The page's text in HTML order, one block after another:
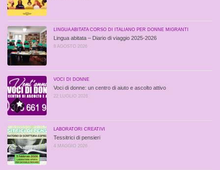
LINGUA ABITATA CORSO DI ITALIANO PER DONNE MIGRANTI
Lingua abitata – Diario di viaggio 2025-2026
8 AGOSTO 2026
VOCI DI DONNE
Voci di donne: un centro di aiuto e ascolto attivo
22 LUGLIO 2026
LABORATORI CREATIVI
Tessitrici di pensieri
4 MAGGIO 2026